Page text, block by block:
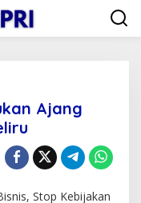
Ajang